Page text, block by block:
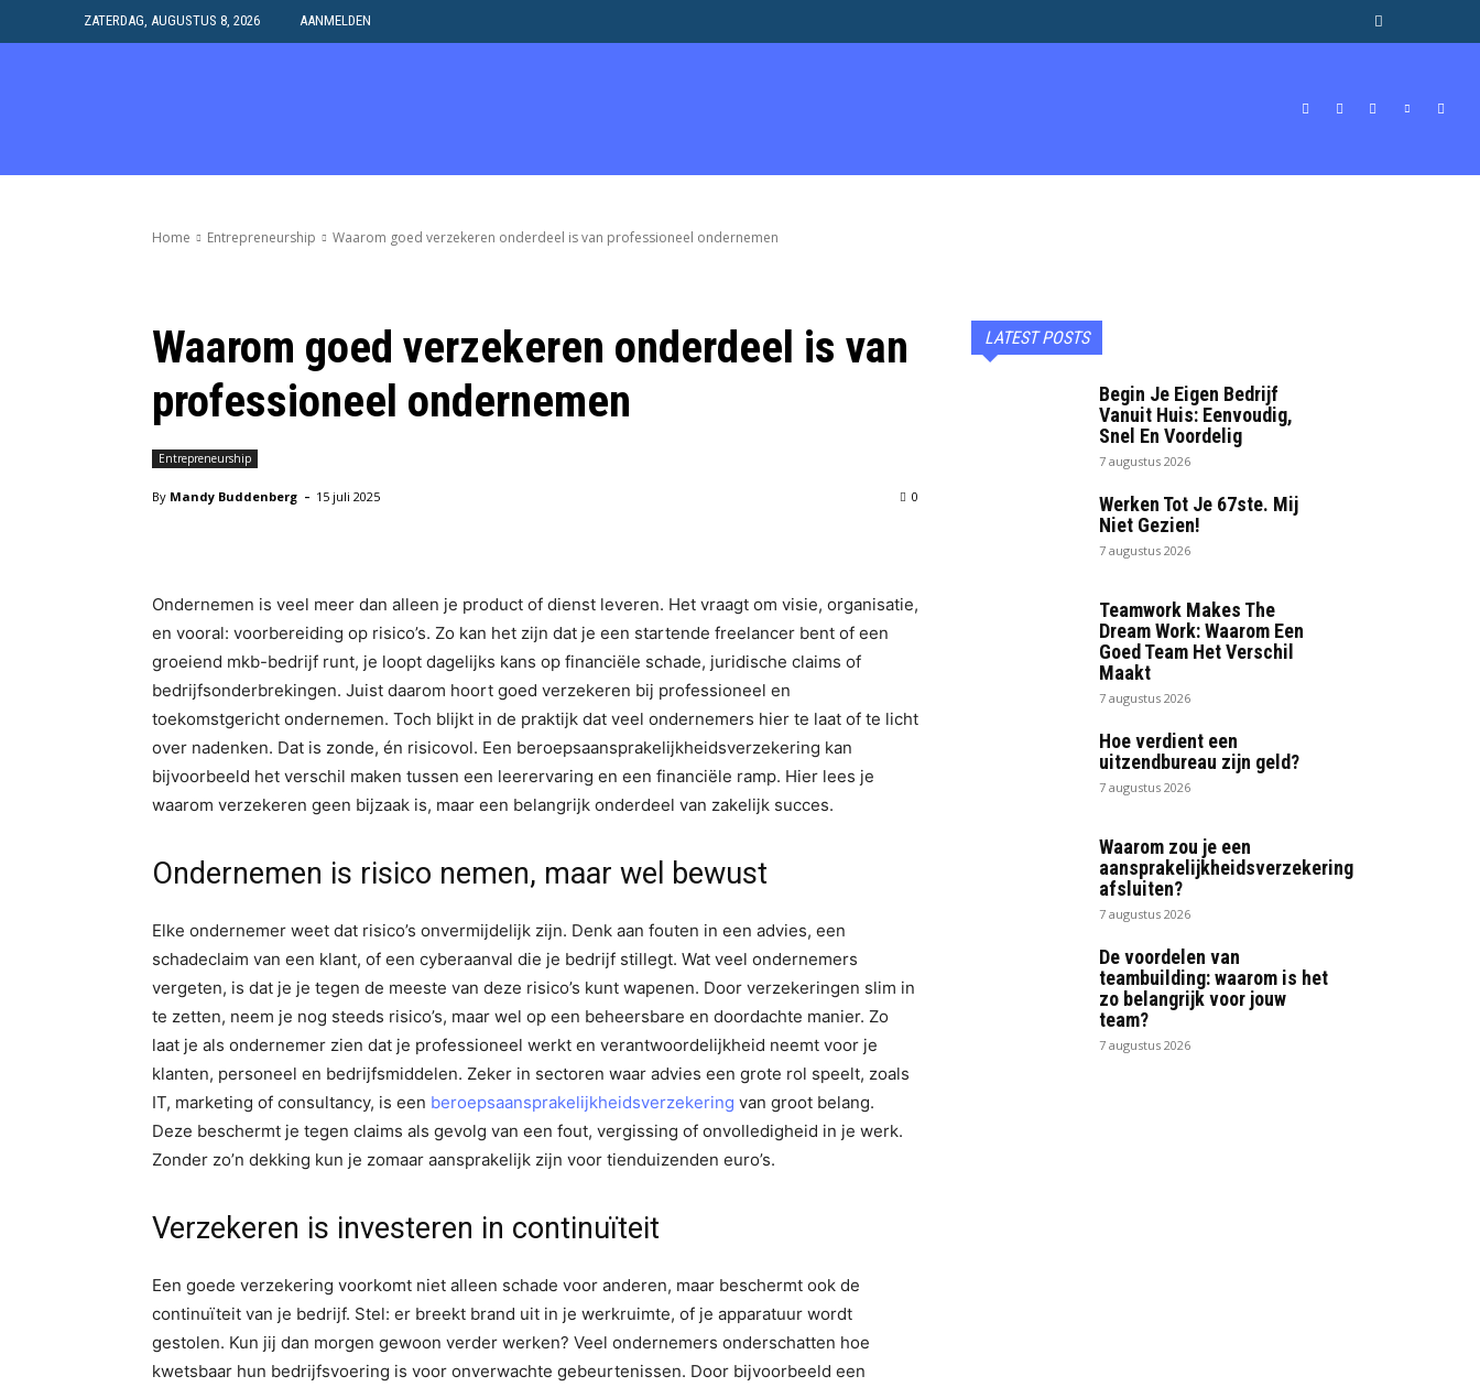
ZATERDAG, AUGUSTUS 8, 2026 AANMELDEN
MORE
Home Entrepreneurship Waarom goed verzekeren onderdeel is van professioneel ondernemen
Waarom goed verzekeren onderdeel is van
professioneel ondernemen
Entrepreneurship
0
By Mandy Buddenberg - 15 juli 2025
Ondernemen is veel meer dan alleen je product of dienst leveren. Het vraagt om visie, organisatie,
en vooral: voorbereiding op risico’s. Zo kan het zijn dat je een startende freelancer bent of een
groeiend mkb-bedrijf runt, je loopt dagelijks kans op financiële schade, juridische claims of
bedrijfsonderbrekingen. Juist daarom hoort goed verzekeren bij professioneel en
toekomstgericht ondernemen. Toch blijkt in de praktijk dat veel ondernemers hier te laat of te licht
over nadenken. Dat is zonde, én risicovol. Een beroepsaansprakelijkheidsverzekering kan
bijvoorbeeld het verschil maken tussen een leerervaring en een financiële ramp. Hier lees je
waarom verzekeren geen bijzaak is, maar een belangrijk onderdeel van zakelijk succes.
Ondernemen is risico nemen, maar wel bewust
Elke ondernemer weet dat risico’s onvermijdelijk zijn. Denk aan fouten in een advies, een
schadeclaim van een klant, of een cyberaanval die je bedrijf stillegt. Wat veel ondernemers
vergeten, is dat je je tegen de meeste van deze risico’s kunt wapenen. Door verzekeringen slim in
te zetten, neem je nog steeds risico’s, maar wel op een beheersbare en doordachte manier. Zo
laat je als ondernemer zien dat je professioneel werkt en verantwoordelijkheid neemt voor je
klanten, personeel en bedrijfsmiddelen. Zeker in sectoren waar advies een grote rol speelt, zoals
IT, marketing of consultancy, is een beroepsaansprakelijkheidsverzekering van groot belang.
Deze beschermt je tegen claims als gevolg van een fout, vergissing of onvolledigheid in je werk.
Zonder zo’n dekking kun je zomaar aansprakelijk zijn voor tienduizenden euro’s.
Verzekeren is investeren in continuïteit
Een goede verzekering voorkomt niet alleen schade voor anderen, maar beschermt ook de
continuïteit van je bedrijf. Stel: er breekt brand uit in je werkruimte, of je apparatuur wordt
gestolen. Kun jij dan morgen gewoon verder werken? Veel ondernemers onderschatten hoe
kwetsbaar hun bedrijfsvoering is voor onverwachte gebeurtenissen. Door bijvoorbeeld een
LATEST POSTS
Begin Je Eigen Bedrijf
Vanuit Huis: Eenvoudig,
Snel En Voordelig
7 augustus 2026
Werken Tot Je 67ste. Mij
Niet Gezien!
7 augustus 2026
Teamwork Makes The
Dream Work: Waarom Een
Goed Team Het Verschil
Maakt
7 augustus 2026
Hoe verdient een
uitzendbureau zijn geld?
7 augustus 2026
Waarom zou je een
aansprakelijkheidsverzekering
afsluiten?
7 augustus 2026
De voordelen van
teambuilding: waarom is het
zo belangrijk voor jouw
team?
7 augustus 2026